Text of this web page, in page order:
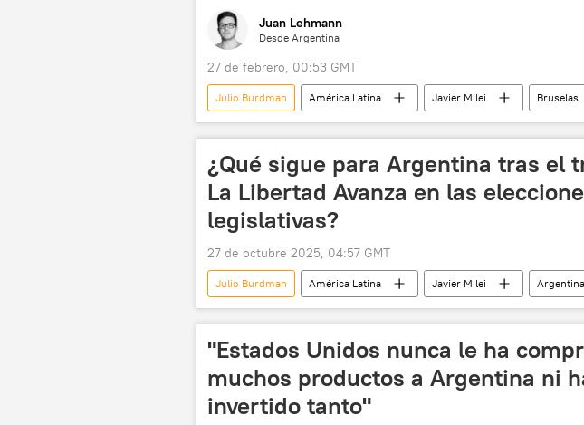
Juan Lehmann
Desde Argentina
27 de febrero, 00:53 GMT
Julio Burdman América Latina Javier Milei Bruselas
Mercosur
acuerdo comercial
¿Qué sigue para Argentina tras el
La Libertad Avanza en las
legislativas?
27 de octubre 2025, 04:57 GMT
Julio Burdman América Latina Javier Milei Argentina
política
💬 Opinión y Análisis EEUU
"Estados Unidos nunca le ha
muchos productos a Argentina ni
invertido tanto"